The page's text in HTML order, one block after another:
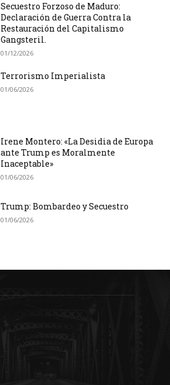
Secuestro Forzoso de Maduro:
Declaración de Guerra Contra la
Restauración del Capitalismo
Gangsteril.
01/12/2026
Terrorismo Imperialista
01/06/2026
Irene Montero: «La Desidia de Europa
ante Trump es Moralmente
Inaceptable»
01/06/2026
Trump: Bombardeo y Secuestro
01/06/2026